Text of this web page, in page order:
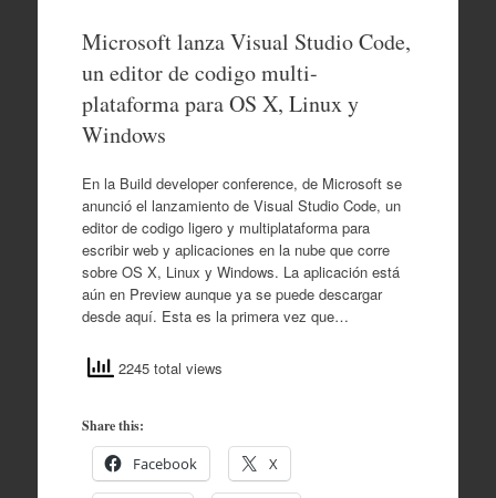
Microsoft lanza Visual Studio Code,
un editor de codigo multi-
plataforma para OS X, Linux y
Windows
En la Build developer conference, de Microsoft se
anunció el lanzamiento de Visual Studio Code, un
editor de codigo ligero y multiplataforma para
escribir web y aplicaciones en la nube que corre
sobre OS X, Linux y Windows. La aplicación está
aún en Preview aunque ya se puede descargar
desde aquí. Esta es la primera vez que…
2245 total views
Share this:
Facebook X